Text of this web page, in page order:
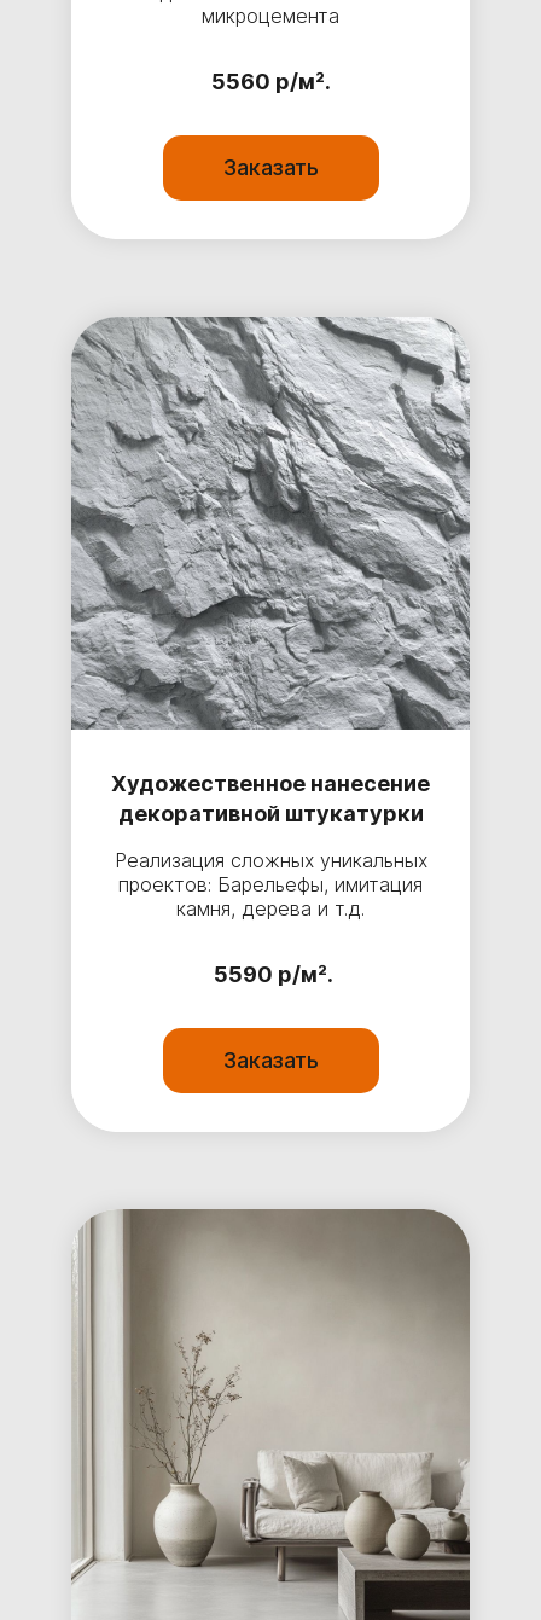
микроцемента
5560 р/м².
Заказать
Художественное нанесение
декоративной штукатурки
Реализация сложных уникальных
проектов: Барельефы, имитация
камня, дерева и т.д.
5590 р/м².
Заказать